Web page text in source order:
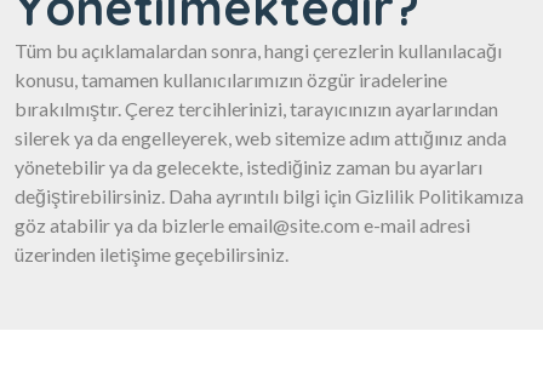
Tüm bu açıklamalardan sonra, hangi çerezlerin kullanılacağı
konusu, tamamen kullanıcılarımızın özgür iradelerine
bırakılmıştır. Çerez tercihlerinizi, tarayıcınızın ayarlarından
silerek ya da engelleyerek, web sitemize adım attığınız anda
yönetebilir ya da gelecekte, istediğiniz zaman bu ayarları
değiştirebilirsiniz. Daha ayrıntılı bilgi için Gizlilik Politikamıza
göz atabilir ya da bizlerle email@site.com e-mail adresi
üzerinden iletişime geçebilirsiniz.